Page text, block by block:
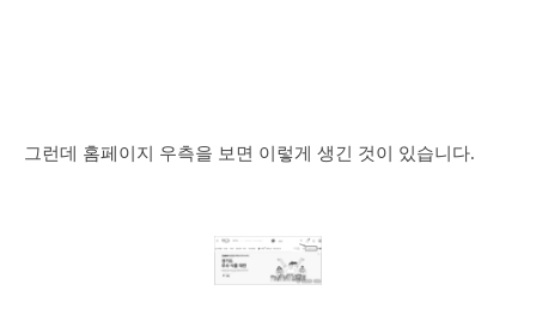
그런데 홈페이지 우측을 보면 이렇게 생긴 것이 있습니다.